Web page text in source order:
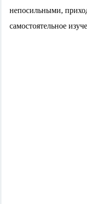
непосильными,
самостоятельное